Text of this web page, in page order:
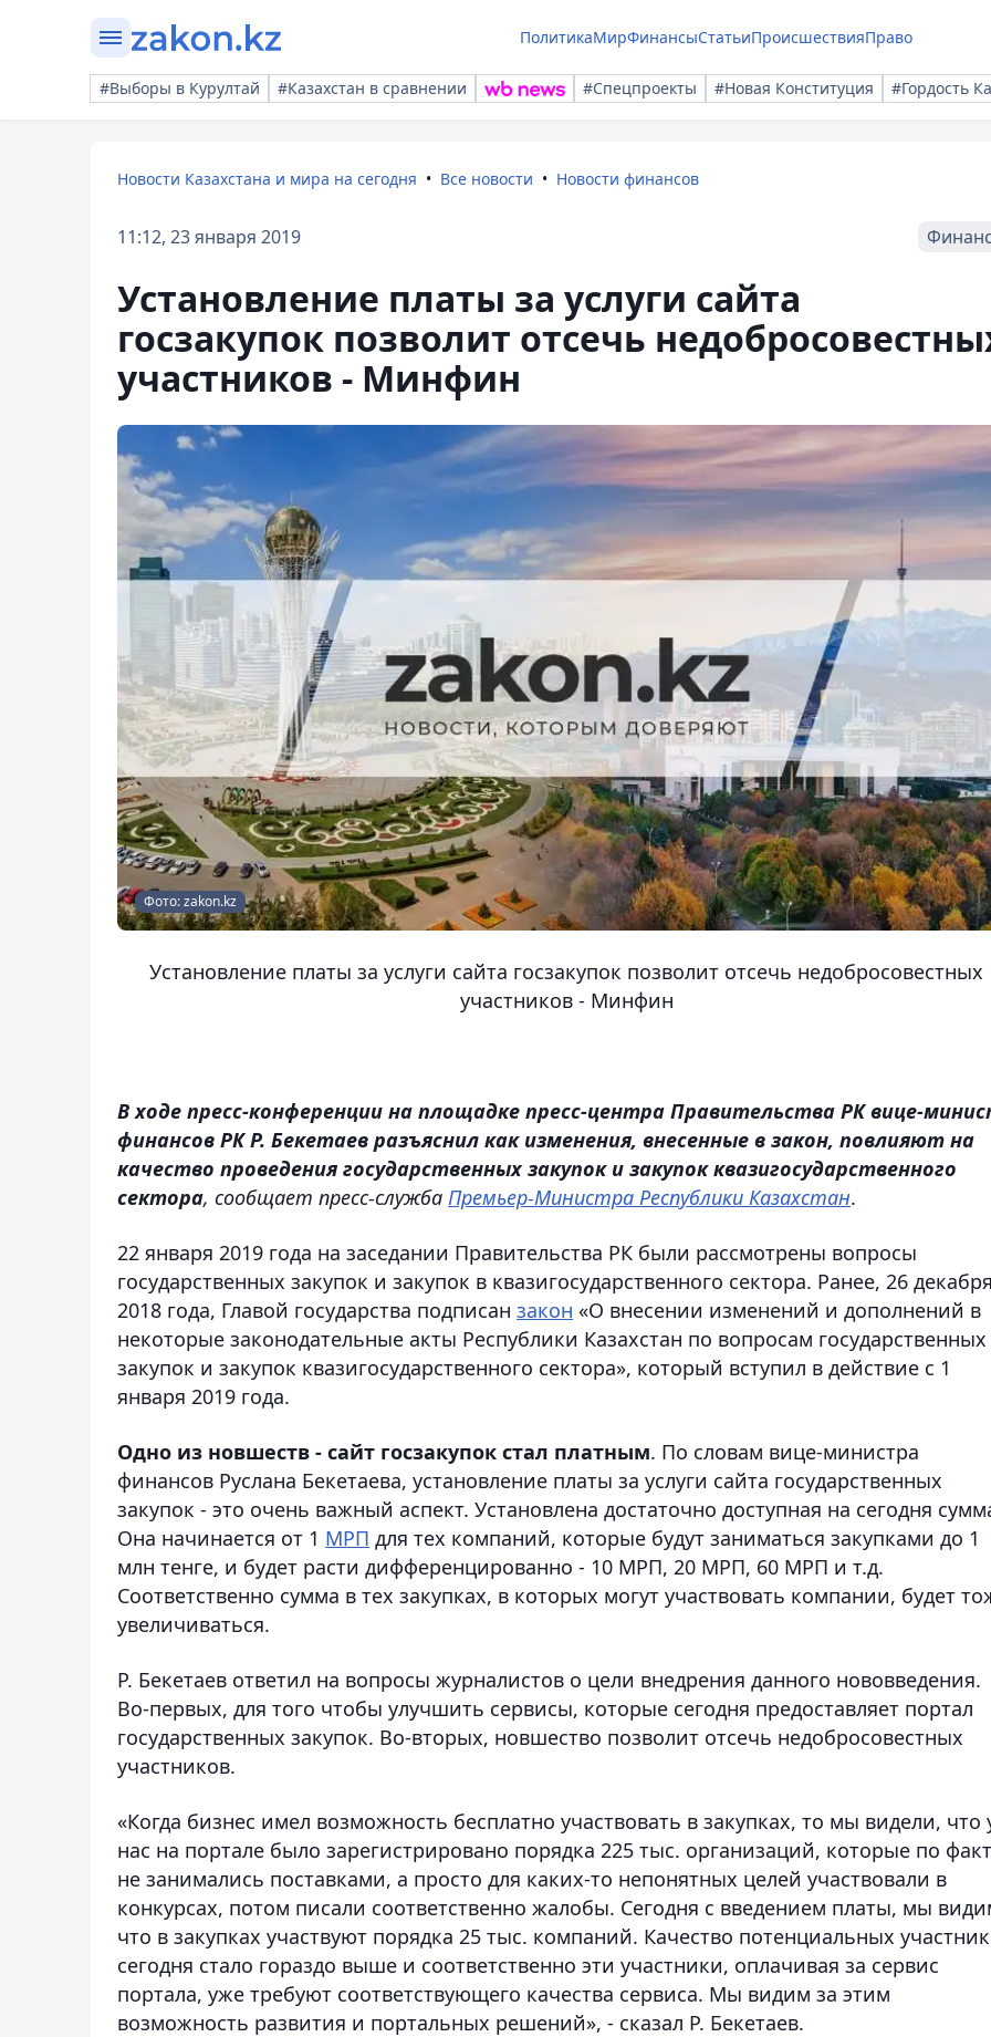
ПолитикаМирФинансыСтатьиПроисшествияПраво
#Выборы в Курултай #Казахстан в сравнении #Спецпроекты #Новая Конституция #Гордость
Новости Казахстана и мира на сегодня Все новости Новости финансов
11:12, 23 января 2019
Установление платы за услуги сайта
госзакупок позволит отсечь
участников - Минфин
Фото: zakon.kz
Установление платы за услуги сайта госзакупок позволит отсечь недобросовестных
участников - Минфин
В ходе пресс-конференции на площадке пресс-центра Правительства РК вице-
финансов РК Р. Бекетаев разъяснил как изменения, внесенные в закон, повлияют на
качество проведения государственных закупок и закупок квазигосударственного
сектора, сообщает пресс-служба Премьер-Министра Республики Казахстан.
22 января 2019 года на заседании Правительства РК были рассмотрены вопросы
государственных закупок и закупок в квазигосударственного сектора. Ранее, 26
2018 года, Главой государства подписан закон «О внесении изменений и дополнений в
некоторые законодательные акты Республики Казахстан по вопросам государственных
закупок и закупок квазигосударственного сектора», который вступил в действие с 1
января 2019 года.
Одно из новшеств - сайт госзакупок стал платным. По словам вице-министра
финансов Руслана Бекетаева, установление платы за услуги сайта государственных
закупок - это очень важный аспект. Установлена достаточно доступная на сегодня
Она начинается от 1 МРП для тех компаний, которые будут заниматься закупками до 1
млн тенге, и будет расти дифференцированно - 10 МРП, 20 МРП, 60 МРП и т.д.
Соответственно сумма в тех закупках, в которых могут участвовать компании, будет
увеличиваться.
Р. Бекетаев ответил на вопросы журналистов о цели внедрения данного нововведения.
Во-первых, для того чтобы улучшить сервисы, которые сегодня предоставляет портал
государственных закупок. Во-вторых, новшество позволит отсечь недобросовестных
участников.
«Когда бизнес имел возможность бесплатно участвовать в закупках, то мы видели, что
нас на портале было зарегистрировано порядка 225 тыс. организаций, которые по
не занимались поставками, а просто для каких-то непонятных целей участвовали в
конкурсах, потом писали соответственно жалобы. Сегодня с введением платы, мы
что в закупках участвуют порядка 25 тыс. компаний. Качество потенциальных
сегодня стало гораздо выше и соответственно эти участники, оплачивая за сервис
портала, уже требуют соответствующего качества сервиса. Мы видим за этим
возможность развития и портальных решений», - сказал Р. Бекетаев.